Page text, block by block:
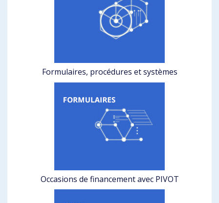
Formulaires, procédures et systèmes
Occasions de financement avec PIVOT